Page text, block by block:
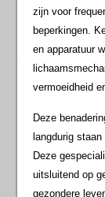
zijn voor
beperkingen.
en apparatuur
vermoeidheid
Deze
langdurig
Deze
uitsluitend op
gezondere